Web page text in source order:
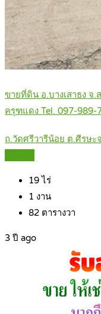
ขายที่ดิน อ.บางเสาธง จ.
ครุฑแดง Tel. 097-989-
ถ.วัดศรีวารีน้อย ต.ศีรษะ
19ไร่
1 งาน
82 ตารางวา
3 ปี ago